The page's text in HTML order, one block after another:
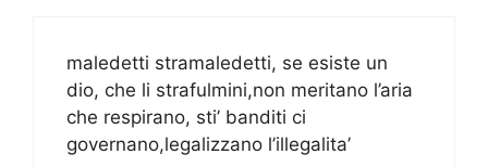
maledetti stramaledetti, se esiste un
dio, che li strafulmini,non meritano l’aria
che respirano, sti’ banditi ci
governano,legalizzano l’illegalita’